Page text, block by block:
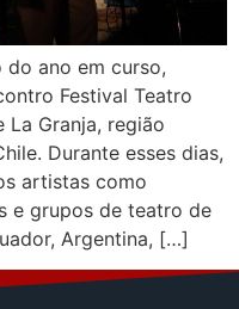
do ano em curso,
Festival Teatro
La Granja, região
Durante esses dias,
artistas como
e grupos de teatro de
Argentina, […]